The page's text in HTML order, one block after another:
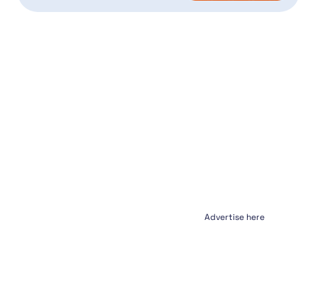
Advertise here